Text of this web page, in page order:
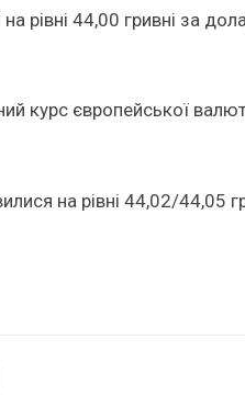
рівні 44,00 гривні за
курс європейської
на рівні 44,02/